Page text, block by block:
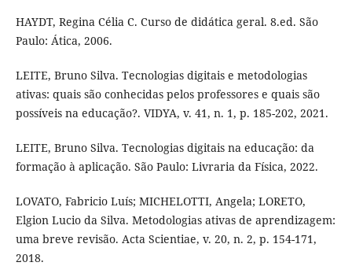
HAYDT, Regina Célia C. Curso de didática geral. 8.ed. São
Paulo: Ática, 2006.
LEITE, Bruno Silva. Tecnologias digitais e metodologias
ativas: quais são conhecidas pelos professores e quais são
possíveis na educação?. VIDYA, v. 41, n. 1, p. 185-202, 2021.
LEITE, Bruno Silva. Tecnologias digitais na educação: da
formação à aplicação​. São Paulo: Livraria da Física, 2022.
LOVATO, Fabricio Luís; MICHELOTTI, Angela; LORETO,
Elgion Lucio da Silva. Metodologias ativas de aprendizagem:
uma breve revisão. Acta Scientiae, v. 20, n. 2, p. 154-171,
2018.